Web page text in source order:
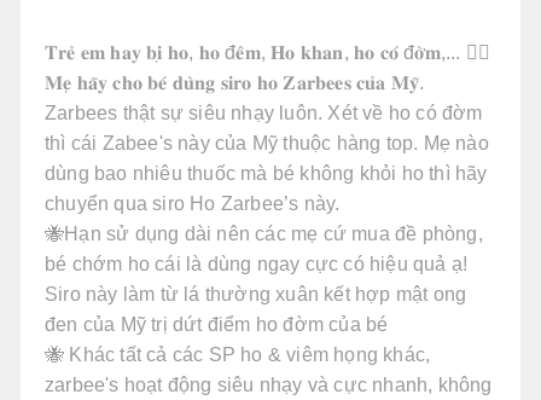
𝐓𝐫𝐞̉ 𝐞𝐦 𝐡𝐚𝐲 𝐛𝐢̣ 𝐡𝐨, 𝐡𝐨 đ𝐞̂𝐦, 𝐇𝐨 𝐤𝐡𝐚𝐧, 𝐡𝐨 𝐜𝐨́ đ𝐨̛̀𝐦,... 👉🏻
𝐌𝐞̣ 𝐡𝐚̃𝐲 𝐜𝐡𝐨 𝐛𝐞́ 𝐝𝐮̀𝐧𝐠 𝐬𝐢𝐫𝐨 𝐡𝐨 𝐙𝐚𝐫𝐛𝐞𝐞𝐬 𝐜𝐮̉𝐚 𝐌𝐲̃.
Zarbees thật sự siêu nhạy luôn. Xét về ho có đờm
thì cái Zabee's này của Mỹ thuộc hàng top. Mẹ nào
dùng bao nhiêu thuốc mà bé không khỏi ho thì hãy
chuyển qua siro Ho Zarbee’s này.
🐝Hạn sử dụng dài nên các mẹ cứ mua đề phòng,
bé chớm ho cái là dùng ngay cực có hiệu quả ạ!
Siro này làm từ lá thường xuân kết hợp mật ong
đen của Mỹ trị dứt điểm ho đờm của bé
🐝 Khác tất cả các SP ho & viêm họng khác,
zarbee's hoạt động siêu nhạy và cực nhanh, không